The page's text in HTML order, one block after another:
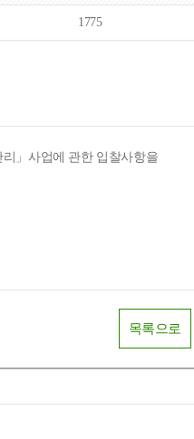
1775
리」사업에 관한 입찰사항을
목록으로